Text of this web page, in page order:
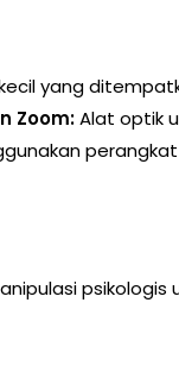
yang
Zoom:Alat optik